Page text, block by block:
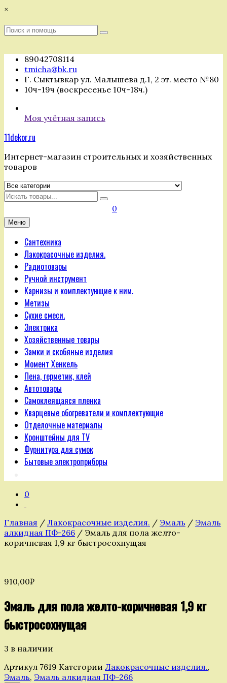
Перейти
содержимому
×
Поиск
Поиск
89042708114
tmicha@bk.ru
Г. Сыктывкар ул. Малышева д.1, 2 эт. место №80
10ч-19ч (воскресенье 10ч-18ч.)
Моя учётная запись
11dekor.ru
Интернет-магазин строительных и хозяйственных
товаров
Искать
0
Меню
Сантехника
Лакокрасочные изделия.
Радиотовары
Ручной инструмент
Карнизы и комплектующие к ним.
Метизы
Сухие смеси.
Электрика
Хозяйственные товары
Замки и скобяные изделия
Момент Хенкель
Пена, герметик, клей
Автотовары
Самоклеящаяся пленка
Кварцевые обогреватели и комплектующие
Отделочные материалы
Кронштейны для TV
Фурнитура для сумок
Бытовые электроприборы
0
Главная / Лакокрасочные изделия. / Эмаль / Эмаль
алкидная ПФ-266 / Эмаль для пола желто-
коричневая 1,9 кг быстросохнущая
910,00₽
Эмаль для пола желто-коричневая 1,9 кг
быстросохнущая
3 в наличии
Артикул 7619 Категории Лакокрасочные изделия.,
Эмаль, Эмаль алкидная ПФ-266